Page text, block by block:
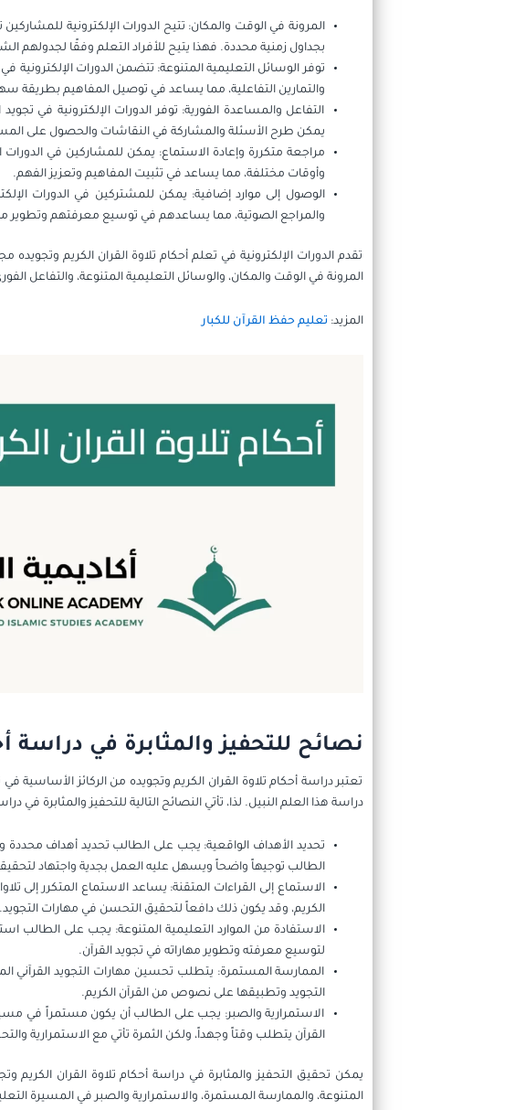
المرونة في الوقت والمكان: تتيح الدورات الإلكترونية
بجداول زمنية محددة. فهذا يتيح للأفراد التعلم وفقًا لجدولهم
توفر الوسائل التعليمية المتنوعة: تتضمن الدورات الإلكترونية
والتمارين التفاعلية، مما يساعد في توصيل المفاهيم
التفاعل والمساعدة الفورية: توفر الدورات الإلكترونية في
يمكن طرح الأسئلة والمشاركة في النقاشات والحصول على
مراجعة متكررة وإعادة الاستماع: يمكن للمشاركين في
وأوقات مختلفة، مما يساعد في تثبيت المفاهيم وتعزيز الفهم.
الوصول إلى موارد إضافية: يمكن للمشتركين في الدورات
والمراجع الصوتية، مما يساعدهم في توسيع معرفتهم وتطوير
تقدم الدورات الإلكترونية في تعلم أحكام تلاوة القران الكريم
المرونة في الوقت والمكان، والوسائل التعليمية المتنوعة، والتفاعل
المزيد: تعليم حفظ القرآن للكبار
نصائح للتحفيز والمثابرة في دراسة
تعتبر دراسة أحكام تلاوة القران الكريم وتجويده من الركائز الأساسية
دراسة هذا العلم النبيل. لذا، تأتي النصائح التالية للتحفيز والمثابرة
تحديد الأهداف الواقعية: يجب على الطالب تحديد أهداف
الطالب توجيهاً واضحاً ويسهل عليه العمل بجدية واجتهاد
الاستماع إلى القراءات المتقنة: يساعد الاستماع المتكرر إلى
الكريم، وقد يكون ذلك دافعاً لتحقيق التحسن في مهارات التجويد.
الاستفادة من الموارد التعليمية المتنوعة: يجب على الطالب
لتوسيع معرفته وتطوير مهاراته في تجويد القرآن.
الممارسة المستمرة: يتطلب تحسين مهارات التجويد القرآني
التجويد وتطبيقها على نصوص من القرآن الكريم.
الاستمرارية والصبر: يجب على الطالب أن يكون مستمراً في
القرآن يتطلب وقتاً وجهداً، ولكن الثمرة تأتي مع الاستمرارية
يمكن تحقيق التحفيز والمثابرة في دراسة أحكام تلاوة القران الكريم
المتنوعة، والممارسة المستمرة، والاستمرارية والصبر في المسيرة